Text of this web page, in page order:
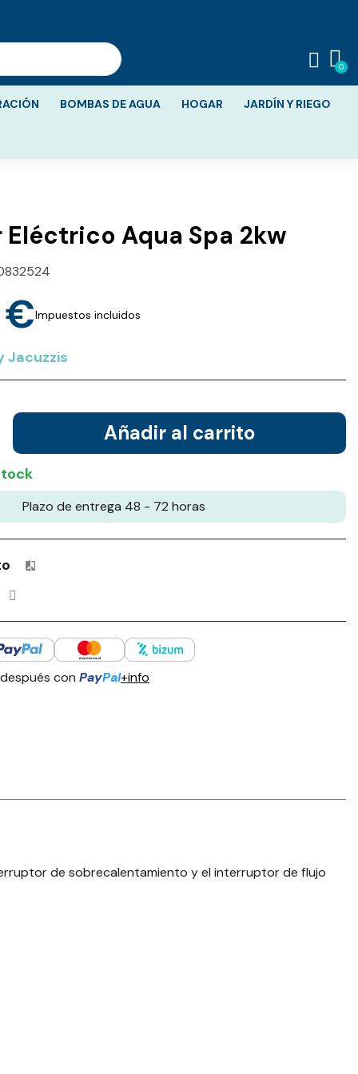
BOMBAS DE AGUA HOGAR JARDÍN Y RIEGO
Aqua Spa 2kw
€Impuestos incluidos
Jacuzzis
Añadir al carrito
Plazo de entrega 48 - 72 horas
Productos incluidos en tu lista de comparación: 0 / 4
con PayPal+info
de sobrecalentamiento y el interruptor de flujo